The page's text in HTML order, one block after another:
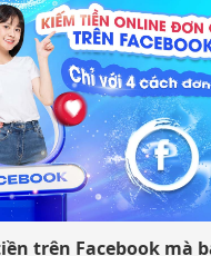
trên Facebook mà